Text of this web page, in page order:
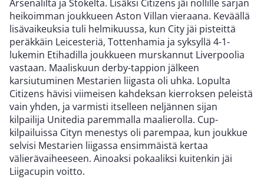
Arsenalilta ja Stokelta. Lisäksi Citizens jäi nollille sarjan
heikoimman joukkueen Aston Villan vieraana. Keväällä
lisävaikeuksia tuli helmikuussa, kun City jäi pisteittä
peräkkäin Leicesteriä, Tottenhamia ja syksyllä 4-1-
lukemin Etihadilla joukkueen murskannut Liverpoolia
vastaan. Maaliskuun derby-tappion jälkeen
karsiutuminen Mestarien liigasta oli uhka. Lopulta
Citizens hävisi viimeisen kahdeksan kierroksen peleistä
vain yhden, ja varmisti itselleen neljännen sijan
kilpailija Unitedia paremmalla maalierolla. Cup-
kilpailuissa Cityn menestys oli parempaa, kun joukkue
selvisi Mestarien liigassa ensimmäistä kertaa
välierävaiheeseen. Ainoaksi pokaaliksi kuitenkin jäi
Liigacupin voitto.